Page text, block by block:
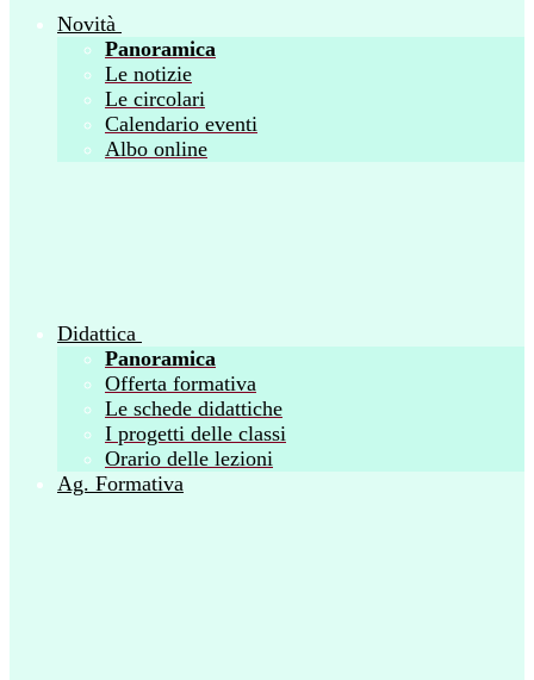
Novità
Panoramica
Le notizie
Le circolari
Calendario eventi
Albo online
Didattica
Panoramica
Offerta formativa
Le schede didattiche
I progetti delle classi
Orario delle lezioni
Ag. Formativa